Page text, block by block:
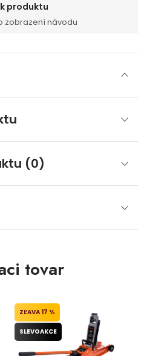
produktu
zobrazení návodu
(0)
tovar
17 %
SLEVOAKCE